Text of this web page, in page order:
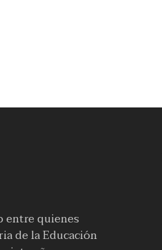
entre quienes
de la Educación